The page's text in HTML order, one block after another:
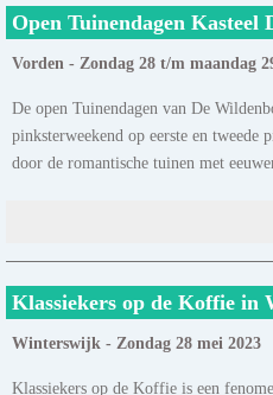
Open Tuinendagen
Vorden - Zondag 28 t/m maandag
De open Tuinendagen van De
pinksterweekend op eerste en tweede
door de romantische tuinen met
Klassiekers op de Koffie in
Winterswijk - Zondag 28 mei 2023
Klassiekers op de Koffie is een